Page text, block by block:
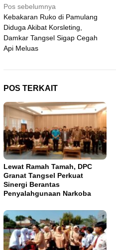
Navigasi
pos
Pos sebelumnya
Kebakaran Ruko di Pamulang
Diduga Akibat Korsleting,
Damkar Tangsel Sigap Cegah
Api Meluas
POS TERKAIT
Lewat Ramah Tamah, DPC
Granat Tangsel Perkuat
Sinergi Berantas
Penyalahgunaan Narkoba